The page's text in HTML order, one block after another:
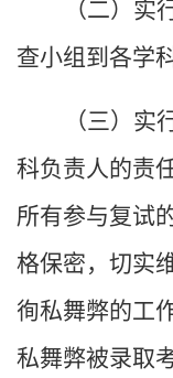
（二）实
查小组到各学
（三）实
科负责人的责
所有参与复试
格保密，切实
徇私舞弊的工
私舞弊被录取